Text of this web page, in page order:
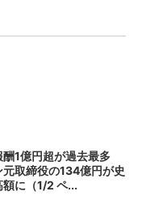
酬1億円超が過去最多
元取締役の134億円が史
額に（1/2 ペ...